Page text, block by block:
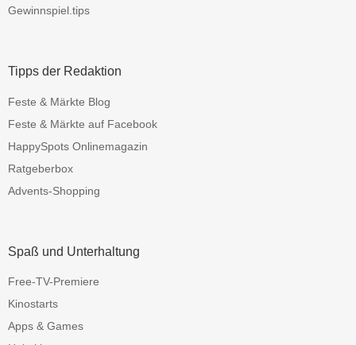
Gewinnspiel.tips
Tipps der Redaktion
Feste & Märkte Blog
Feste & Märkte auf Facebook
HappySpots Onlinemagazin
Ratgeberbox
Advents-Shopping
Spaß und Unterhaltung
Free-TV-Premiere
Kinostarts
Apps & Games